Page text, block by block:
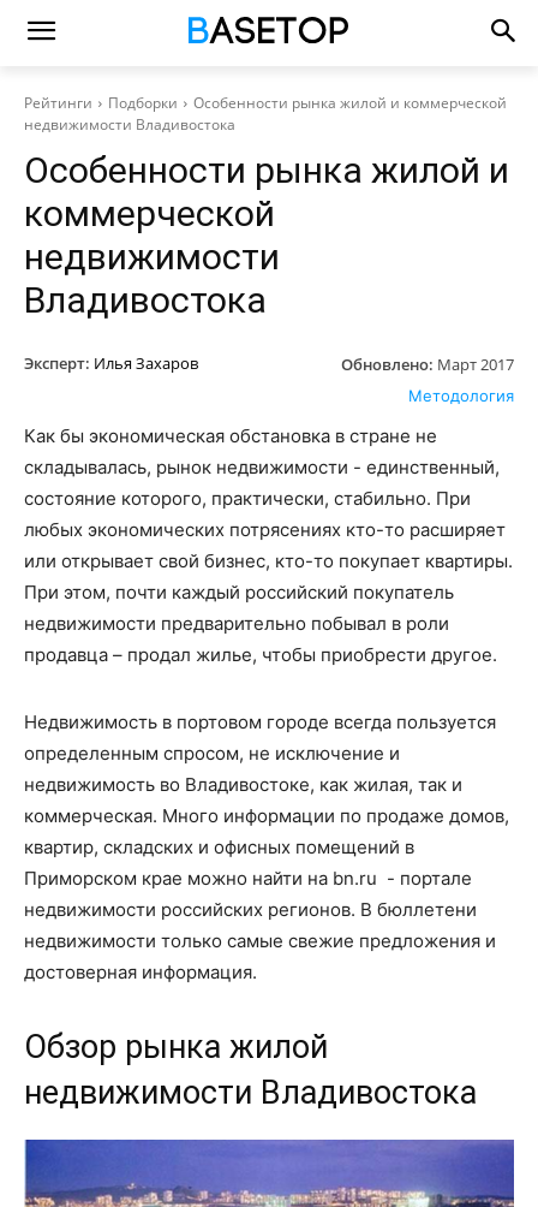
Рейтинги Подборки
Особенности рынка жилой и коммерческой
недвижимости Владивостока
Особенности рынка жилой и
коммерческой
недвижимости
Владивостока
Эксперт: Илья Захаров Обновлено: Март 2017
Методология
Как бы экономическая обстановка в стране не
складывалась, рынок недвижимости - единственный,
состояние которого, практически, стабильно. При
любых экономических потрясениях кто-то расширяет
или открывает свой бизнес, кто-то покупает квартиры.
При этом, почти каждый российский покупатель
недвижимости предварительно побывал в роли
продавца – продал жилье, чтобы приобрести другое.
Недвижимость в портовом городе всегда пользуется
определенным спросом, не исключение и
недвижимость во Владивостоке, как жилая, так и
коммерческая. Много информации по продаже домов,
квартир, складских и офисных помещений в
Приморском крае можно найти на bn.ru - портале
недвижимости российских регионов. В бюллетени
недвижимости только самые свежие предложения и
достоверная информация.
Обзор рынка жилой
недвижимости Владивостока